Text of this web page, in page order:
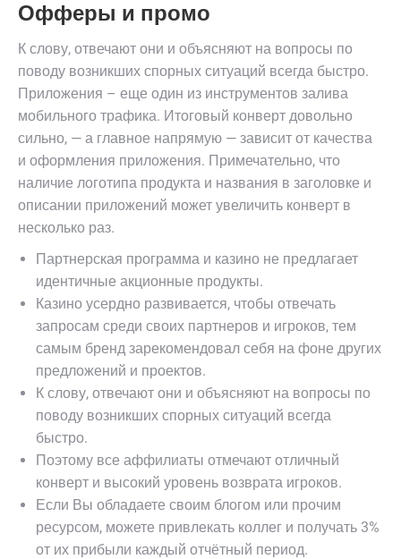
Офферы и промо
К слову, отвечают они и объясняют на вопросы по
поводу возникших спорных ситуаций всегда быстро.
Приложения – еще один из инструментов залива
мобильного трафика. Итоговый конверт довольно
сильно, — а главное напрямую — зависит от качества
и оформления приложения. Примечательно, что
наличие логотипа продукта и названия в заголовке и
описании приложений может увеличить конверт в
несколько раз.
Партнерская программа и казино не предлагает
идентичные акционные продукты.
Казино усердно развивается, чтобы отвечать
запросам среди своих партнеров и игроков, тем
самым бренд зарекомендовал себя на фоне других
предложений и проектов.
К слову, отвечают они и объясняют на вопросы по
поводу возникших спорных ситуаций всегда
быстро.
Поэтому все аффилиаты отмечают отличный
конверт и высокий уровень возврата игроков.
Если Вы обладаете своим блогом или прочим
ресурсом, можете привлекать коллег и получать 3%
от их прибыли каждый отчётный период.